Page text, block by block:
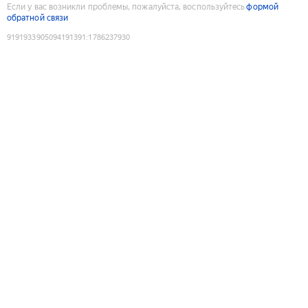
Если у вас возникли проблемы, пожалуйста, воспользуйтесьформой
обратной связи
9191933905094191391 :1786237930